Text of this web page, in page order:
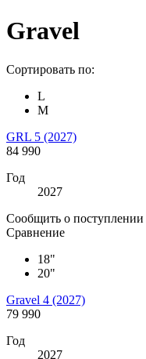
Gravel
Сортировать по:
L
M
GRL 5 (2027)
84 990
Год
2027
Сообщить о поступлении
Сравнение
18"
20"
Gravel 4 (2027)
79 990
Год
2027